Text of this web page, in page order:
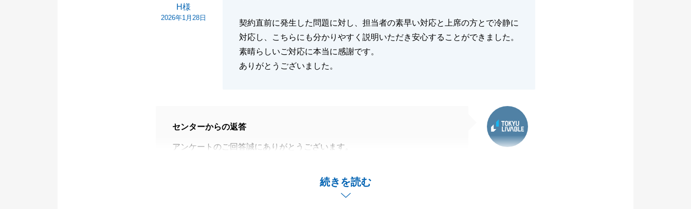
H様
2026年1月28日
契約直前に発生した問題に対し、担当者の素早い対応と上席の方とで冷静に
対応し、こちらにも分かりやすく説明いただき安心することができました。
素晴らしいご対応に本当に感謝です。
ありがとうございました。
続きを読む
センターからの返答
アンケートのご回答誠にありがとうございます。